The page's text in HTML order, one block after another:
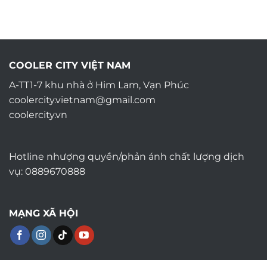
COOLER CITY VIỆT NAM
A-TT1-7 khu nhà ở Him Lam, Vạn Phúc
coolercity.vietnam@gmail.com
coolercity.vn
Hotline nhượng quyền/phản ánh chất lượng dịch
vụ: 0889670888
MẠNG XÃ HỘI